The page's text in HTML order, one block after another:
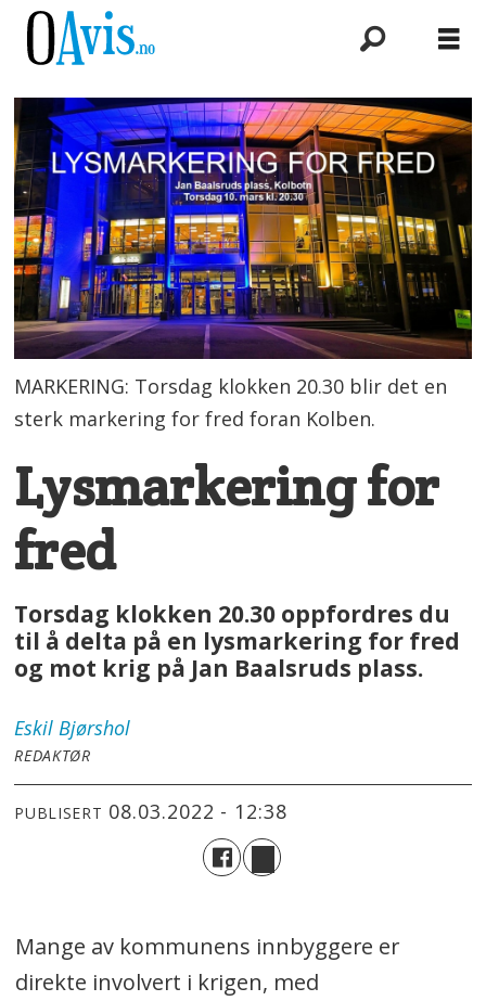
MARKERING: Torsdag klokken 20.30 blir det en
sterk markering for fred foran Kolben.
Lysmarkering for
fred
Torsdag klokken 20.30 oppfordres du
til å delta på en lysmarkering for fred
og mot krig på Jan Baalsruds plass.
Eskil Bjørshol
REDAKTØR
PUBLISERT 08.03.2022 - 12:38
Mange av kommunens innbyggere er
direkte involvert i krigen, med